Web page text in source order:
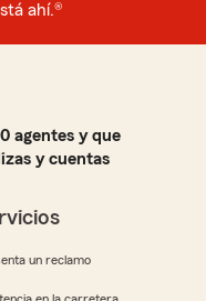
ahí.®
agentes y que
y cuentas
un reclamo